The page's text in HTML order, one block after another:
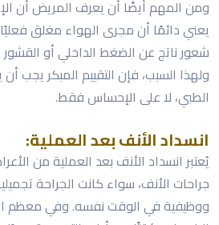
ومن المهم أيضًا أن يعرف المريض أن
يعني دائمًا أن مجرى الهواء مغلق
شعور ناتج عن الضغط الداخلي أو
ولهذا السبب، فإن التقييم المبكر يجب
الطبي، لا على الإحساس فقط.
انسداد الأنف بعد العملية:
يُعتبر انسداد الأنف بعد العملية من
جراحات الأنف، سواء كانت الجراحة
ووظيفية في الوقت نفسه. وفي معظم